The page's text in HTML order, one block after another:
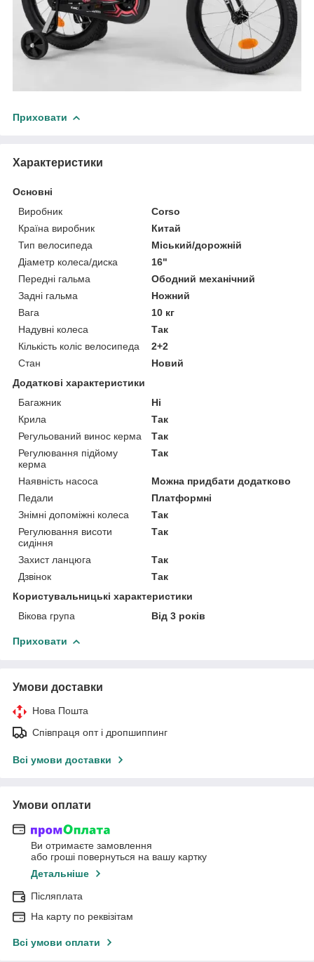
Приховати
Характеристики
Основні
Виробник
Corso
Країна виробник
Китай
Тип велосипеда
Міський/дорожній
Діаметр колеса/диска
16"
Передні гальма
Ободний механічний
Задні гальма
Ножний
Вага
10 кг
Надувні колеса
Так
Кількість коліс велосипеда
2+2
Стан
Новий
Додаткові характеристики
Багажник
Ні
Крила
Так
Регульований винос керма
Так
Регулювання підйому
керма
Так
Наявність насоса
Можна придбати додатково
Педали
Платформні
Знімні допоміжні колеса
Так
Регулювання висоти
сидіння
Так
Захист ланцюга
Так
Дзвінок
Так
Користувальницькі характеристики
Вікова група
Від 3 років
Приховати
Умови доставки
Нова Пошта
Співпраця опт і дропшиппинг
Всі умови доставки
Умови оплати
Ви отримаєте замовлення
або гроші повернуться на вашу картку
Детальніше
Післяплата
На карту по реквізітам
Всі умови оплати